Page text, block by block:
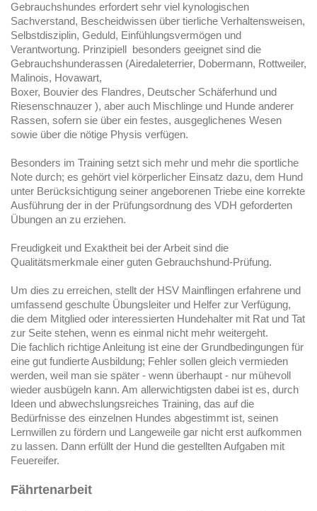
Gebrauchshundes erfordert sehr viel kynologischen
Sachverstand, Bescheidwissen über tierliche Verhaltensweisen,
Selbstdisziplin, Geduld, Einfühlungsvermögen und
Verantwortung. Prinzipiell besonders geeignet sind die
Gebrauchshunderassen (Airedaleterrier, Dobermann, Rottweiler,
Malinois, Hovawart,
Boxer, Bouvier des Flandres, Deutscher Schäferhund und
Riesenschnauzer ), aber auch Mischlinge und Hunde anderer
Rassen, sofern sie über ein festes, ausgeglichenes Wesen
sowie über die nötige Physis verfügen.
Besonders im Training setzt sich mehr und mehr die sportliche
Note durch; es gehört viel körperlicher Einsatz dazu, dem Hund
unter Berücksichtigung seiner angeborenen Triebe eine korrekte
Ausführung der in der Prüfungsordnung des VDH geforderten
Übungen an zu erziehen.
Freudigkeit und Exaktheit bei der Arbeit sind die
Qualitätsmerkmale einer guten Gebrauchshund-Prüfung.
Um dies zu erreichen, stellt der HSV Mainflingen erfahrene und
umfassend geschulte Übungsleiter und Helfer zur Verfügung,
die dem Mitglied oder interessierten Hundehalter mit Rat und Tat
zur Seite stehen, wenn es einmal nicht mehr weitergeht.
Die fachlich richtige Anleitung ist eine der Grundbedingungen für
eine gut fundierte Ausbildung; Fehler sollen gleich vermieden
werden, weil man sie später - wenn überhaupt - nur mühevoll
wieder ausbügeln kann. Am allerwichtigsten dabei ist es, durch
Ideen und abwechslungsreiches Training, das auf die
Bedürfnisse des einzelnen Hundes abgestimmt ist, seinen
Lernwillen zu fördern und Langeweile gar nicht erst aufkommen
zu lassen. Dann erfüllt der Hund die gestellten Aufgaben mit
Feuereifer.
Fährtenarbeit